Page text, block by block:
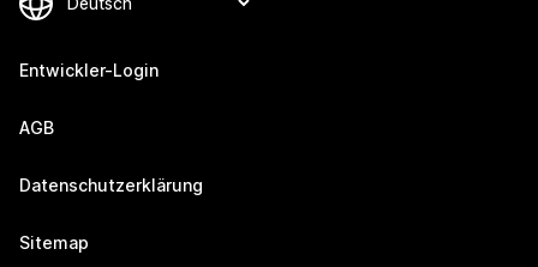
Entwickler-Login
AGB
Datenschutzerklärung
Sitemap